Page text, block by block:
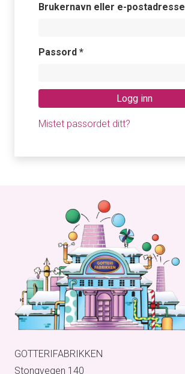
Brukernavn eller e-postadresse
Passord *Påkrevd
Logg inn
Mistet passordet ditt?
GOTTERIFABRIKKEN
Stongvegen 140